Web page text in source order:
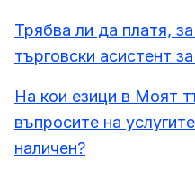
Трябва ли да платя,
търговски асистент
На кои езици в Моят
въпросите на
наличен?